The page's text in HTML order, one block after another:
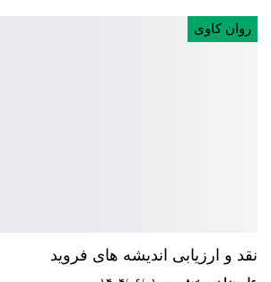
روان کاوی
نقد و ارزیابی اندیشه های فروید